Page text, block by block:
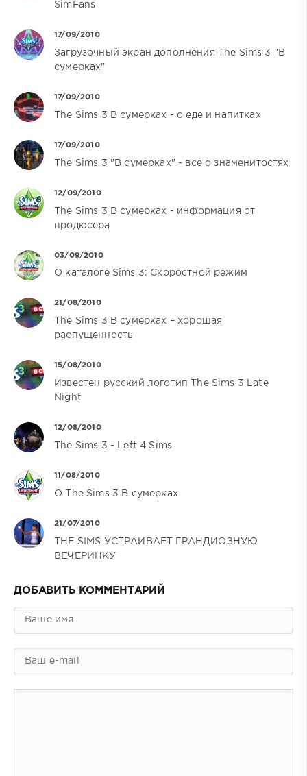
SimFans
17/09/2010
Загрузочный экран дополнения The Sims 3 "В
сумерках"
17/09/2010
The Sims 3 В сумерках - о еде и напитках
17/09/2010
The Sims 3 "В сумерках" - все о знаменитостях
12/09/2010
The Sims 3 В сумерках - информация от
продюсера
03/09/2010
О каталоге Sims 3: Скоростной режим
21/08/2010
The Sims 3 В сумерках – хорошая
распущенность
15/08/2010
Известен русский логотип The Sims 3 Late
Night
12/08/2010
The Sims 3 - Left 4 Sims
11/08/2010
О The Sims 3 В сумерках
21/07/2010
THE SIMS УСТРАИВАЕТ ГРАНДИОЗНУЮ
ВЕЧЕРИНКУ
ДОБАВИТЬ КОММЕНТАРИЙ